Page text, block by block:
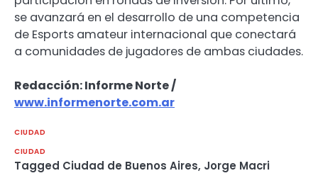
se avanzará en el desarrollo de una competencia
de Esports amateur internacional que conectará
a comunidades de jugadores de ambas ciudades.
Redacción: Informe Norte /
www.informenorte.com.ar
CIUDAD
CIUDAD
Tagged Ciudad de Buenos Aires, Jorge Macri